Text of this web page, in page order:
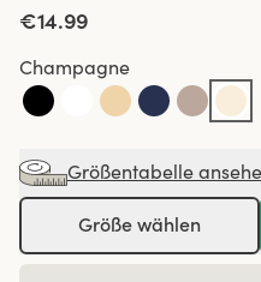
€14.99
Champagne
Größentabelle
Größe wählen